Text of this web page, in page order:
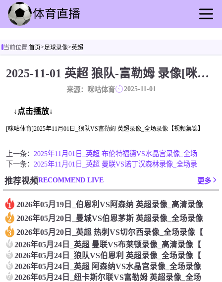
足球直播
足球速报
篮球新闻
当前位置:首页>足球录像>英超
2025-11-01 英超 狼队-富勒姆 录像[咪咕体育]
来源：咪咕体育 2025-11-01
↓点击播放↓
[咪咕体育]2025年11月01日_狼队VS富勒姆 英超录像_全场录像【视频集锦】
上一条： 2025年11月01日_英超 布伦特福德VS水晶宫录像_全场
下一条： 2025年11月01日_英超 曼联VS诺丁汉森林录像_全场录
推荐视频RECOMMEND LIVE 更多
1 2026年05月19日_伯恩利VS阿森纳 英超录像_高清录像
2 2026年05月20日_曼城VS伯恩茅斯 英超录像_全场录像
3 2026年05月20日_英超 热刺VS切尔西录像_全场录像【
4 2026年05月24日_英超 曼联VS布莱顿录像_高清录像【
5 2026年05月24日_狼队VS伯恩利 英超录像_全场录像【
6 2026年05月24日_英超 阿森纳VS水晶宫录像_全场录像
7 2026年05月24日_纽卡斯尔联VS富勒姆 英超录像_全场